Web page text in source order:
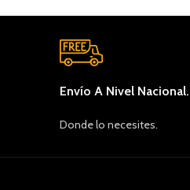
Envío A Nivel Nacional.
Donde lo necesites.